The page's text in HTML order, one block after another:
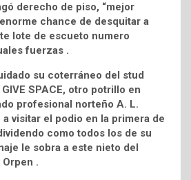
derecho de piso, “mejor
chance de desquitar a
lote de escueto numero
fuerzas .
su coterráneo del stud
SPACE, otro potrillo en
profesional norteño A. L.
visitar el podio en la primera de
como todos los de su
le sobra a este nieto del
.